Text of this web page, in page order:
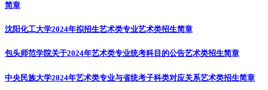
简章
沈阳化工大学2024年拟招生艺术类专业艺术类招生简章
包头师范学院关于2024年艺术类专业统考科目的公告艺术类招生简章
中央民族大学2024年艺术类专业与省统考子科类对应关系艺术类招生简章